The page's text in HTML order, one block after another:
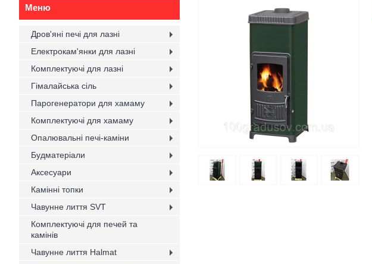
Дров'яні печі для лазні
Електрокам'янки для лазні
Комплектуючі для лазні
Гімалайська сіль
Парогенератори для хамаму
Комплектуючі для хамаму
Опалювальні печі-каміни
Будматеріали
Аксесуари
Камінні топки
Чавунне лиття SVT
Комплектуючі для печей та
камінів
Чавунне лиття Halmat